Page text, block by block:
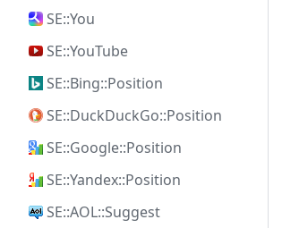
SE::You
SE::YouTube
SE::Bing::Position
SE::DuckDuckGo::Position
SE::Google::Position
SE::Yandex::Position
SE::AOL::Suggest